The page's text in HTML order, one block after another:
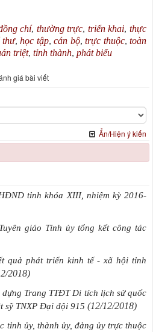
chí, thường trực, triển khai,thực
thư,học tập,cán bộ,trực thuộc,toàn
triệt, tỉnh thành, phát biểu
giá bài viết
Ẩn/Hiện ý kiến
tỉnh khóa XIII, nhiệm kỳ 2016-
giáo Tỉnh ủy tổng kết công tác
quả phát triển kinh tế - xã hội tỉnh
2018)
Trang TTĐT Di tích lịch sử quốc
sỹ TNXP Đại đội 915 (12/12/2018)
tỉnh ủy, thành ủy, đảng ủy trực thuộc